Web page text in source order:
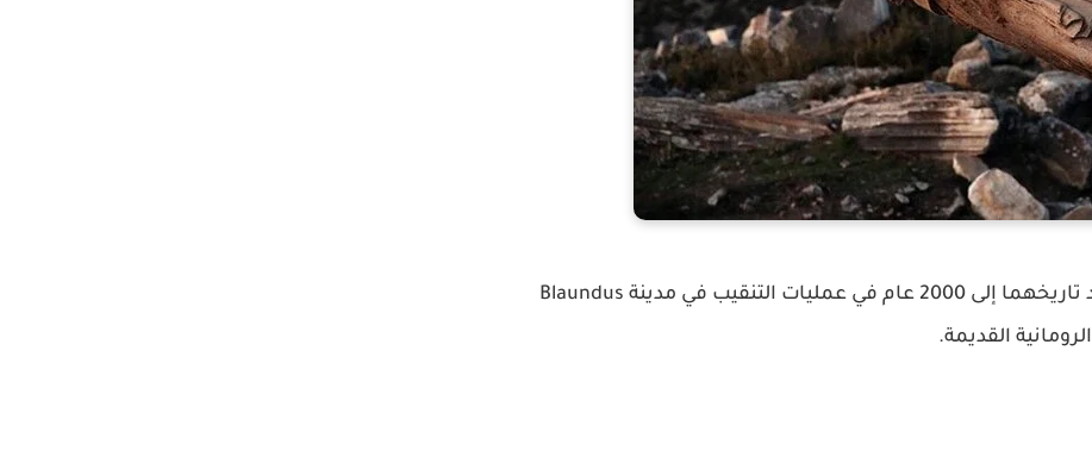
اكتشف علماء الآثار في غرب تركيا تمثالين يعود تاريخهما إلى 2000 عام في عمليات التنقيب في مدينة Blaundus
الرومانية القديمة.